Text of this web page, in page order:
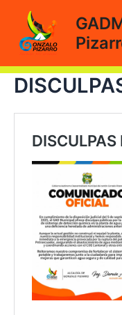
contenido